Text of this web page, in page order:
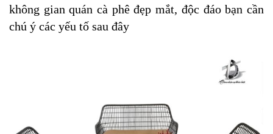
không gian quán cà phê đẹp mắt, độc đáo bạn cần
chú ý các yếu tố sau đây